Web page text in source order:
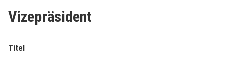
Vizepräsident
Titel